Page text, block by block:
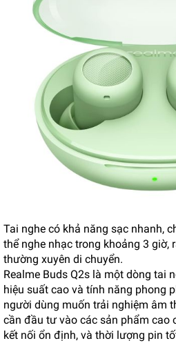
Tai nghe có khả năng sạc nhanh,
thể nghe nhạc trong khoảng 3 giờ,
thường xuyên di chuyển.
Realme Buds Q2s là một dòng tai
hiệu suất cao và tính năng phong
người dùng muốn trải nghiệm âm
cần đầu tư vào các sản phẩm cao
kết nối ổn định, và thời lượng pin